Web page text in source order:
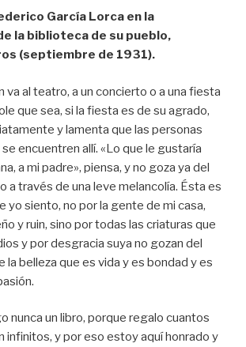
García Lorca en la
la biblioteca de su pueblo,
(septiembre de 1931).
va al teatro, a un concierto o a una fiesta
que sea, si la fiesta es de su agrado,
y lamenta que las personas
encuentren allí. «Lo que le gustaría
a mi padre», piensa, y no goza ya del
a través de una leve melancolía. Ésta es
yo siento, no por la gente de mi casa,
y ruin, sino por todas las criaturas que
y por desgracia suya no gozan del
la belleza que es vida y es bondad y es
nunca un libro, porque regalo cuantos
infinitos, y por eso estoy aquí honrado y